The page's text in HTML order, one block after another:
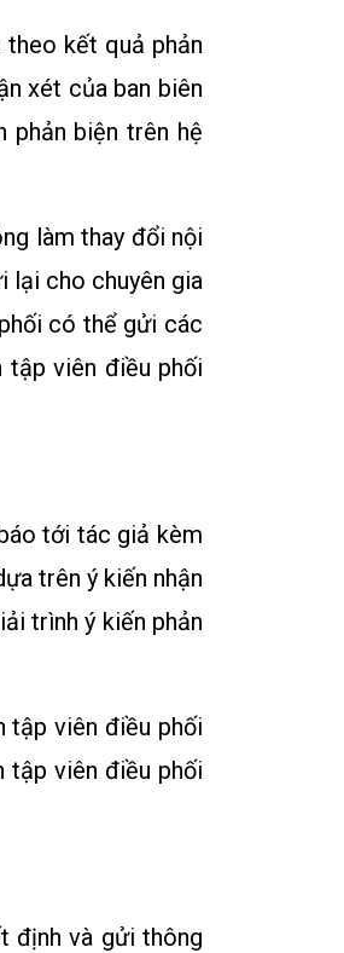
kết quả phản
xét của ban biên
phản biện trên hệ
làm thay đổi nội
lại cho chuyên gia
có thể gửi các
tập viên điều phối
tới tác giả kèm
trên ý kiến nhận
trình ý kiến phản
tập viên điều phối
tập viên điều phối
định và gửi thông